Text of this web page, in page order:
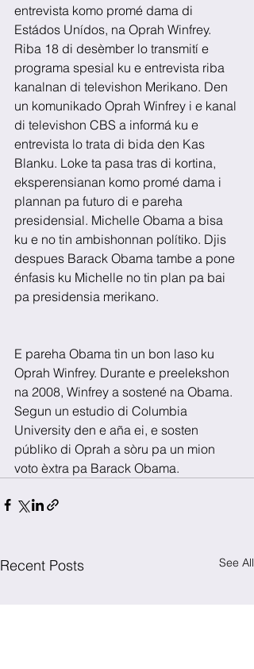
entrevista komo promé dama di
Estádos Unídos, na Oprah Winfrey.
Riba 18 di desèmber lo transmití e
programa spesial ku e entrevista riba
kanalnan di televishon Merikano. Den
un komunikado Oprah Winfrey i e kanal
di televishon CBS a informá ku e
entrevista lo trata di bida den Kas
Blanku. Loke ta pasa tras di kortina,
eksperensianan komo promé dama i
plannan pa futuro di e pareha
presidensial. Michelle Obama a bisa
ku e no tin ambishonnan polítiko. Djis
despues Barack Obama tambe a pone
énfasis ku Michelle no tin plan pa bai
pa presidensia merikano.
E pareha Obama tin un bon laso ku
Oprah Winfrey. Durante e preelekshon
na 2008, Winfrey a sostené na Obama.
Segun un estudio di Columbia
University den e aña ei, e sosten
públiko di Oprah a sòru pa un mion
voto èxtra pa Barack Obama.
Recent Posts See All